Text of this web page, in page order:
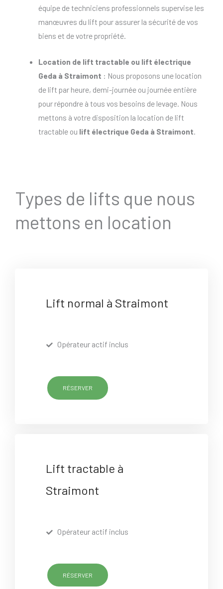
équipe de techniciens professionnels supervise les
manœuvres du lift pour assurer la sécurité de vos
biens et de votre propriété.
Location de lift tractable ou lift électrique
Geda à Straimont : Nous proposons une location
de lift par heure, demi-journée ou journée entière
pour répondre à tous vos besoins de levage. Nous
mettons à votre disposition la location de lift
tractable ou lift électrique Geda à Straimont.
Types de lifts que nous
mettons en location
Lift normal à Straimont
Opérateur actif inclus
RÉSERVER
Lift tractable à
Straimont
Opérateur actif inclus
RÉSERVER